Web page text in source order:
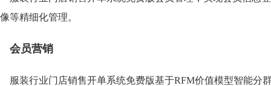
等精细化管理。
会员营销
服装行业门店销售开单系统免费版基于RFM价值模型智能分